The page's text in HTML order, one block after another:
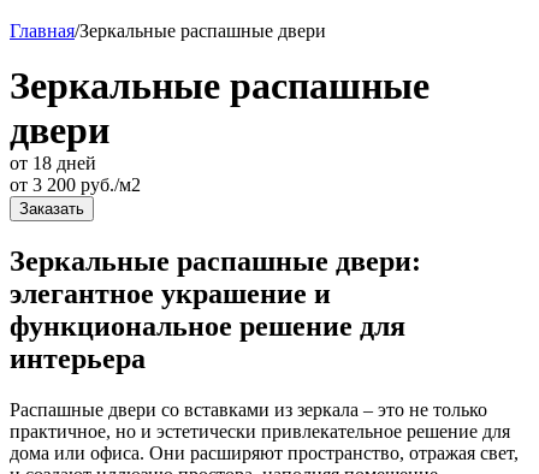
Главная/Зеркальные распашные двери
Зеркальные распашные
двери
от 18 дней
от 3 200 руб./м2
Заказать
Зеркальные распашные двери:
элегантное украшение и
функциональное решение для
интерьера
Распашные двери со вставками из зеркала – это не только
практичное, но и эстетически привлекательное решение для
дома или офиса. Они расширяют пространство, отражая свет,